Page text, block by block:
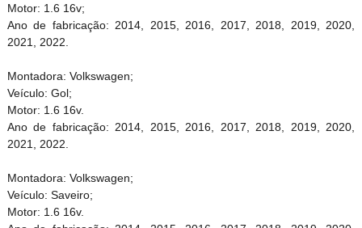
Motor: 1.6 16v;
Ano de fabricação: 2014, 2015, 2016, 2017, 2018, 2019, 2020,
2021, 2022.
Montadora: Volkswagen;
Veículo: Gol;
Motor: 1.6 16v.
Ano de fabricação: 2014, 2015, 2016, 2017, 2018, 2019, 2020,
2021, 2022.
Montadora: Volkswagen;
Veículo: Saveiro;
Motor: 1.6 16v.